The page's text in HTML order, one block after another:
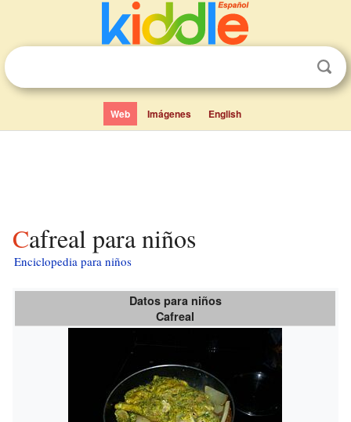
Web Imágenes English
Cafreal para niños
Enciclopedia para niños
Datos para niños
Cafreal